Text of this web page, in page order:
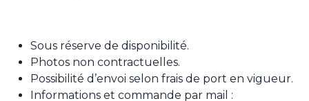
Sous réserve de disponibilité.
Photos non contractuelles.
Possibilité d’envoi selon frais de port en vigueur.
Informations et commande par mail :